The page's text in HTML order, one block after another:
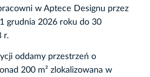
w Aptece Designu przez
grudnia 2026 roku do 30
r.
oddamy przestrzeń o
200 m² zlokalizowana w